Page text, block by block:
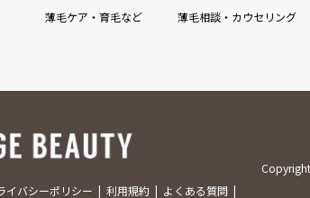
薄毛ケア・育毛など
薄毛相談・カウセリング
イバシーポリシー 利用規約 よくある質問
Copyright